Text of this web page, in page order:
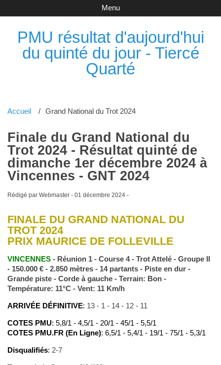
PMU résultat d'aujourd'hui
du quinté du jour - Tiercé
Quarté
Menu
Accueil Grand National du Trot 2024
Finale du Grand National du
Trot 2024 - Résultat quinté de
dimanche 1er décembre 2024 à
Vincennes - GNT 2024
Rédigé par Webmaster - 01 décembre 2024-
FINALE DU GRAND NATIONAL DU
TROT 2024
PRIX MAURICE DE FOLLEVILLE
VINCENNES- Réunion 1 - Course 4 - Trot Attelé - Groupe II
- 150.000 € - 2.850 mètres - 14 partants - Piste en dur -
Grande piste - Corde à gauche - Terrain: Bon -
Température: 11°C - Vent: 11 Km/h
ARRIVÉE DÉFINITIVE: 13 - 1 - 14 - 12 - 11
COTES PMU: 5,8/1 - 4,5/1 - 20/1 - 45/1 - 5,5/1
COTES PMU.FR (En Ligne): 6,5/1 - 5,4/1 - 19/1 - 75/1 - 5,3/1
Disqualifiés: 2-7